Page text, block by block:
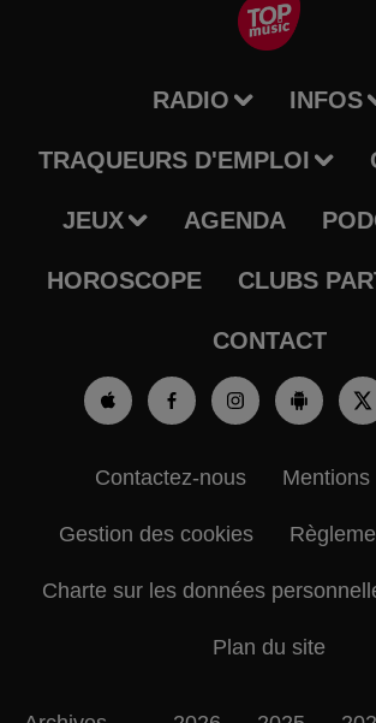
RADIO INFOS
TRAQUEURS D'EMPLOI
JEUX AGENDA
HOROSCOPE CLUBS
CONTACT
Contactez-nous Mentions
Gestion des cookies
Charte sur les données
Plan du site